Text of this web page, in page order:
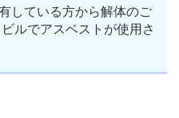
している方から解体のご
ルでアスベストが使用さ